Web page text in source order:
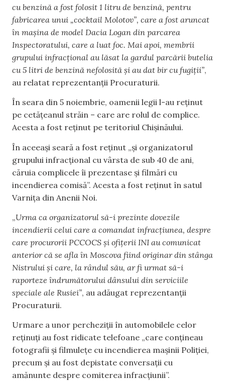
cu benzină a fost folosit 1 litru de benzină, pentru
fabricarea unui „cocktail Molotov”, care a fost aruncat
în mașina de model Dacia Logan din parcarea
Inspectoratului, care a luat foc. Mai apoi, membrii
grupului infracțional au lăsat la gardul parcării butelia
cu 5 litri de benzină nefolosită și au dat bir cu fugiții”,
au relatat reprezentanții Procuraturii.
În seara din 5 noiembrie, oamenii legii l-au reținut
pe cetățeanul străin – care are rolul de complice.
Acesta a fost reținut pe teritoriul Chișinăului.
În aceeași seară a fost reținut „și organizatorul
grupului infracțional cu vârsta de sub 40 de ani,
căruia complicele îi prezentase și filmări cu
incendierea comisă”. Acesta a fost reținut în satul
Varnița din Anenii Noi.
„Urma ca organizatorul să-i prezinte dovezile
incendierii celui care a comandat infracțiunea, despre
care procurorii PCCOCS și ofițerii INI au comunicat
anterior că se afla în Moscova fiind originar din stânga
Nistrului și care, la rândul său, ar fi urmat să-i
raporteze îndrumătorului dânsului din serviciile
speciale ale Rusiei”, au adăugat reprezentanții
Procuraturii.
Urmare a unor percheziții în automobilele celor
reținuți au fost ridicate telefoane „care conțineau
fotografii și filmulețe cu incendierea mașinii Poliției,
precum și au fost depistate conversații cu
amănunte despre comiterea infracțiunii”.